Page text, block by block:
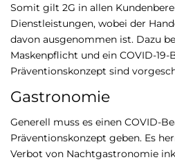
Somit gilt 2G in allen
Dienstleistungen, wobei der
davon ausgenommen ist. Dazu
Maskenpflicht und ein COVID-
Präventionskonzept sind
Gastronomie
Generell muss es einen COVID-
Präventionskonzept geben. Es
Verbot von Nachtgastronomie